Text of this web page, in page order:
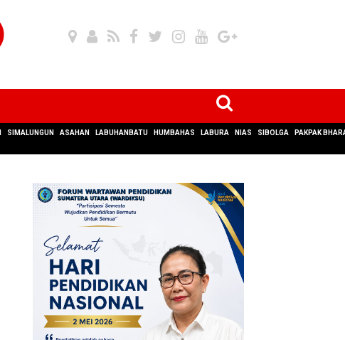
SIMALUNGUN ASAHAN LABUHANBATU HUMBAHAS LABURA NIAS SIBOLGA PAKPAK